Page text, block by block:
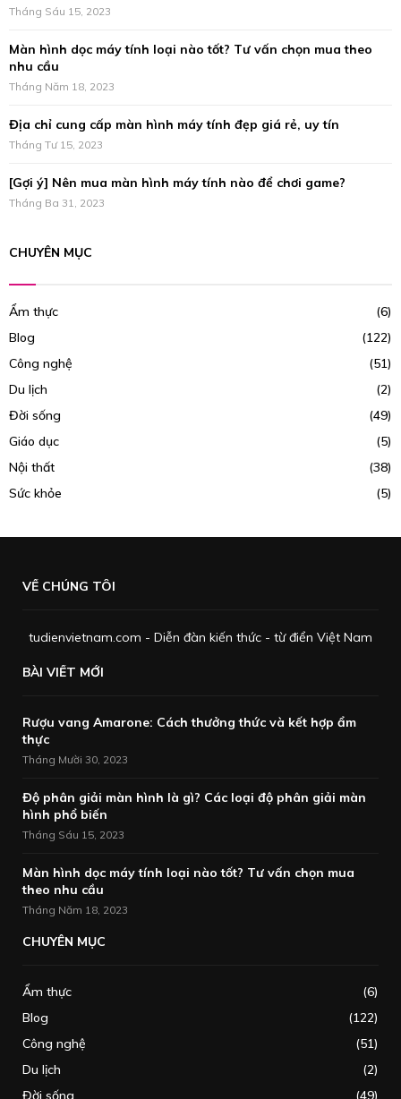
Tháng Sáu 15, 2023
Màn hình dọc máy tính loại nào tốt? Tư vấn chọn mua theo
nhu cầu
Tháng Năm 18, 2023
Địa chỉ cung cấp màn hình máy tính đẹp giá rẻ, uy tín
Tháng Tư 15, 2023
[Gợi ý] Nên mua màn hình máy tính nào để chơi game?
Tháng Ba 31, 2023
CHUYÊN MỤC
Ẩm thực
(6)
Blog
(122)
Công nghệ
(51)
Du lịch
(2)
Đời sống
(49)
Giáo dục
(5)
Nội thất
(38)
Sức khỏe
(5)
VỀ CHÚNG TÔI
tudienvietnam.com - Diễn đàn kiến thức - từ điển Việt Nam
BÀI VIẾT MỚI
Rượu vang Amarone: Cách thưởng thức và kết hợp ẩm
thực
Tháng Mười 30, 2023
Độ phân giải màn hình là gì? Các loại độ phân giải màn
hình phổ biến
Tháng Sáu 15, 2023
Màn hình dọc máy tính loại nào tốt? Tư vấn chọn mua
theo nhu cầu
Tháng Năm 18, 2023
CHUYÊN MỤC
Ẩm thực
(6)
Blog
(122)
Công nghệ
(51)
Du lịch
(2)
Đời sống
(49)